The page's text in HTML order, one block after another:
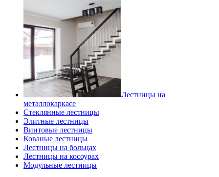
Лестницы на
металлокаркасе
Стеклянные лестницы
Элитные лестницы
Винтовые лестницы
Кованые лестницы
Лестницы на больцах
Лестницы на косоурах
Модульные лестницы